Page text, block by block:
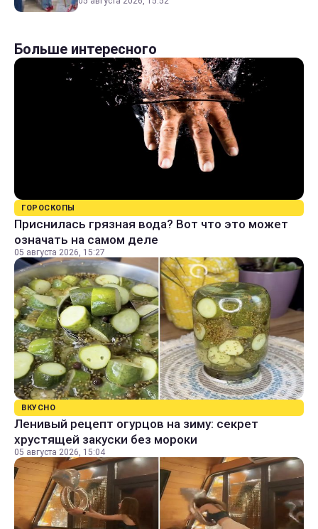
Больше интересного
ГОРОСКОПЫ
Приснилась грязная вода? Вот что это может
означать на самом деле
05 августа 2026, 15:27
ВКУСНО
Ленивый рецепт огурцов на зиму: секрет
хрустящей закуски без мороки
05 августа 2026, 15:04